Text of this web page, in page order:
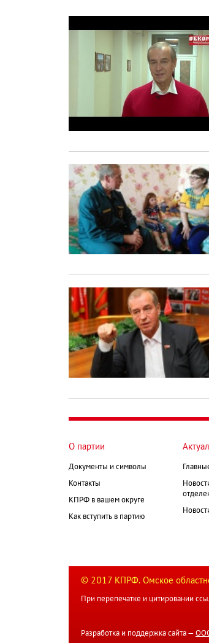
О партии
Документы и символы
Контакты
КПРФ в вашем округе
Как вступить в партию
© 2017 КПРФ. Омское
При перепечатке и цитировании
Разработка и поддержка сайта —